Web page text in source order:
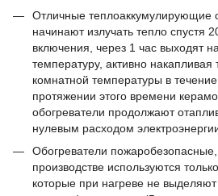
Отличные теплоаккумулирующие
начинают излучать тепло спустя
включения, через 1 час выходят
температуру, активно
комнатной температуры в
протяжении этого времени
обогреватели продолжают
нулевым расходом
Обогреватели
производстве используются
которые при нагреве не